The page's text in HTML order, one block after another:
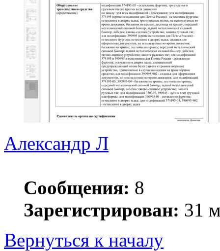
Александр Л
Сообщения: 8
Зарегистрирован: 31
Вернуться к началу